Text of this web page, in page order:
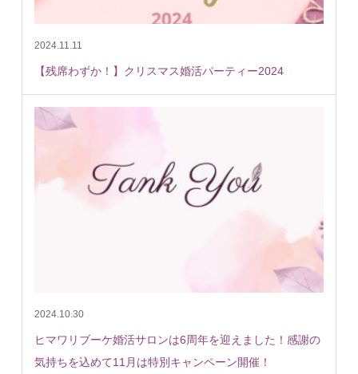
2024.11.11
【残席わずか！】クリスマス婚活パーティー2024
2024.10.30
ヒマワリブーケ婚活サロンは6周年を迎えました！感謝の
気持ちを込めて11月は特別キャンペーン開催！